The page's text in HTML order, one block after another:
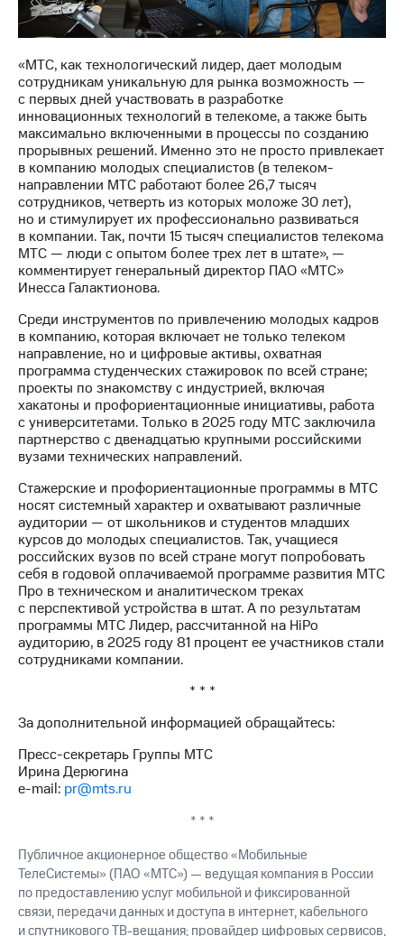
Регистратор
Реквизиты
Контакты
развитие
деловая этика
На главную
«МТС, как технологический лидер, дает молодым
сотрудникам уникальную для рынка возможность —
с первых дней участвовать в разработке
инновационных технологий в телекоме, а также быть
максимально включенными в процессы по созданию
прорывных решений. Именно это не просто привлекает
в компанию молодых специалистов (в телеком-
направлении МТС работают более 26,7 тысяч
сотрудников, четверть из которых моложе 30 лет),
но и стимулирует их профессионально развиваться
в компании. Так, почти 15 тысяч специалистов телекома
МТС — люди с опытом более трех лет в штате», —
комментирует генеральный директор ПАО «МТС»
Инесса Галактионова.
Среди инструментов по привлечению молодых кадров
в компанию, которая включает не только телеком
направление, но и цифровые активы, охватная
программа студенческих стажировок по всей стране;
проекты по знакомству с индустрией, включая
хакатоны и профориентационные инициативы, работа
с университетами. Только в 2025 году МТС заключила
партнерство с двенадцатью крупными российскими
вузами технических направлений.
Стажерские и профориентационные программы в МТС
носят системный характер и охватывают различные
аудитории — от школьников и студентов младших
курсов до молодых специалистов. Так, учащиеся
российских вузов по всей стране могут попробовать
себя в годовой оплачиваемой программе развития МТС
Про в техническом и аналитическом треках
с перспективой устройства в штат. А по результатам
программы МТС Лидер, рассчитанной на HiPo
аудиторию, в 2025 году 81 процент ее участников стали
сотрудниками компании.
* * *
За дополнительной информацией обращайтесь:
Пресс-секретарь Группы МТС
Ирина Дерюгина
e-mail: pr@mts.ru
* * *
Публичное акционерное общество «Мобильные
ТелеСистемы» (ПАО «МТС») — ведущая компания в России
по предоставлению услуг мобильной и фиксированной
связи, передачи данных и доступа в интернет, кабельного
и спутникового ТВ-вещания; провайдер цифровых сервисов,